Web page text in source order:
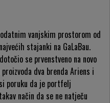
vanjskim prostorom od
stajanki na GaLaBau.
se prvenstveno na novo
dva brenda Ariens i
poruku da je portfelj
način da se ne natječu